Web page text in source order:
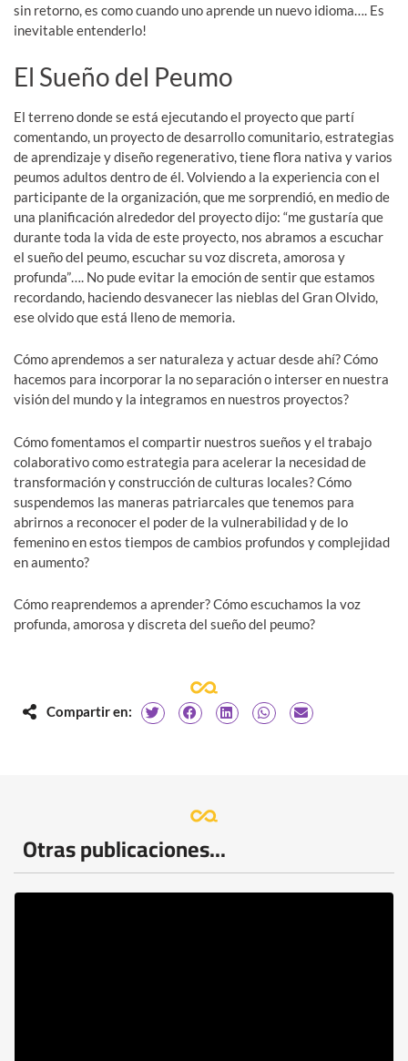
sin retorno, es como cuando uno aprende un nuevo idioma…. Es
inevitable entenderlo!
El Sueño del Peumo
El terreno donde se está ejecutando el proyecto que partí
comentando, un proyecto de desarrollo comunitario, estrategias
de aprendizaje y diseño regenerativo, tiene flora nativa y varios
peumos adultos dentro de él. Volviendo a la experiencia con el
participante de la organización, que me sorprendió, en medio de
una planificación alrededor del proyecto dijo: “me gustaría que
durante toda la vida de este proyecto, nos abramos a escuchar
el sueño del peumo, escuchar su voz discreta, amorosa y
profunda”…. No pude evitar la emoción de sentir que estamos
recordando, haciendo desvanecer las nieblas del Gran Olvido,
ese olvido que está lleno de memoria.
Cómo aprendemos a ser naturaleza y actuar desde ahí? Cómo
hacemos para incorporar la no separación o interser en nuestra
visión del mundo y la integramos en nuestros proyectos?
Cómo fomentamos el compartir nuestros sueños y el trabajo
colaborativo como estrategia para acelerar la necesidad de
transformación y construcción de culturas locales? Cómo
suspendemos las maneras patriarcales que tenemos para
abrirnos a reconocer el poder de la vulnerabilidad y de lo
femenino en estos tiempos de cambios profundos y complejidad
en aumento?
Cómo reaprendemos a aprender? Cómo escuchamos la voz
profunda, amorosa y discreta del sueño del peumo?
Compartir en:
Otras publicaciones...